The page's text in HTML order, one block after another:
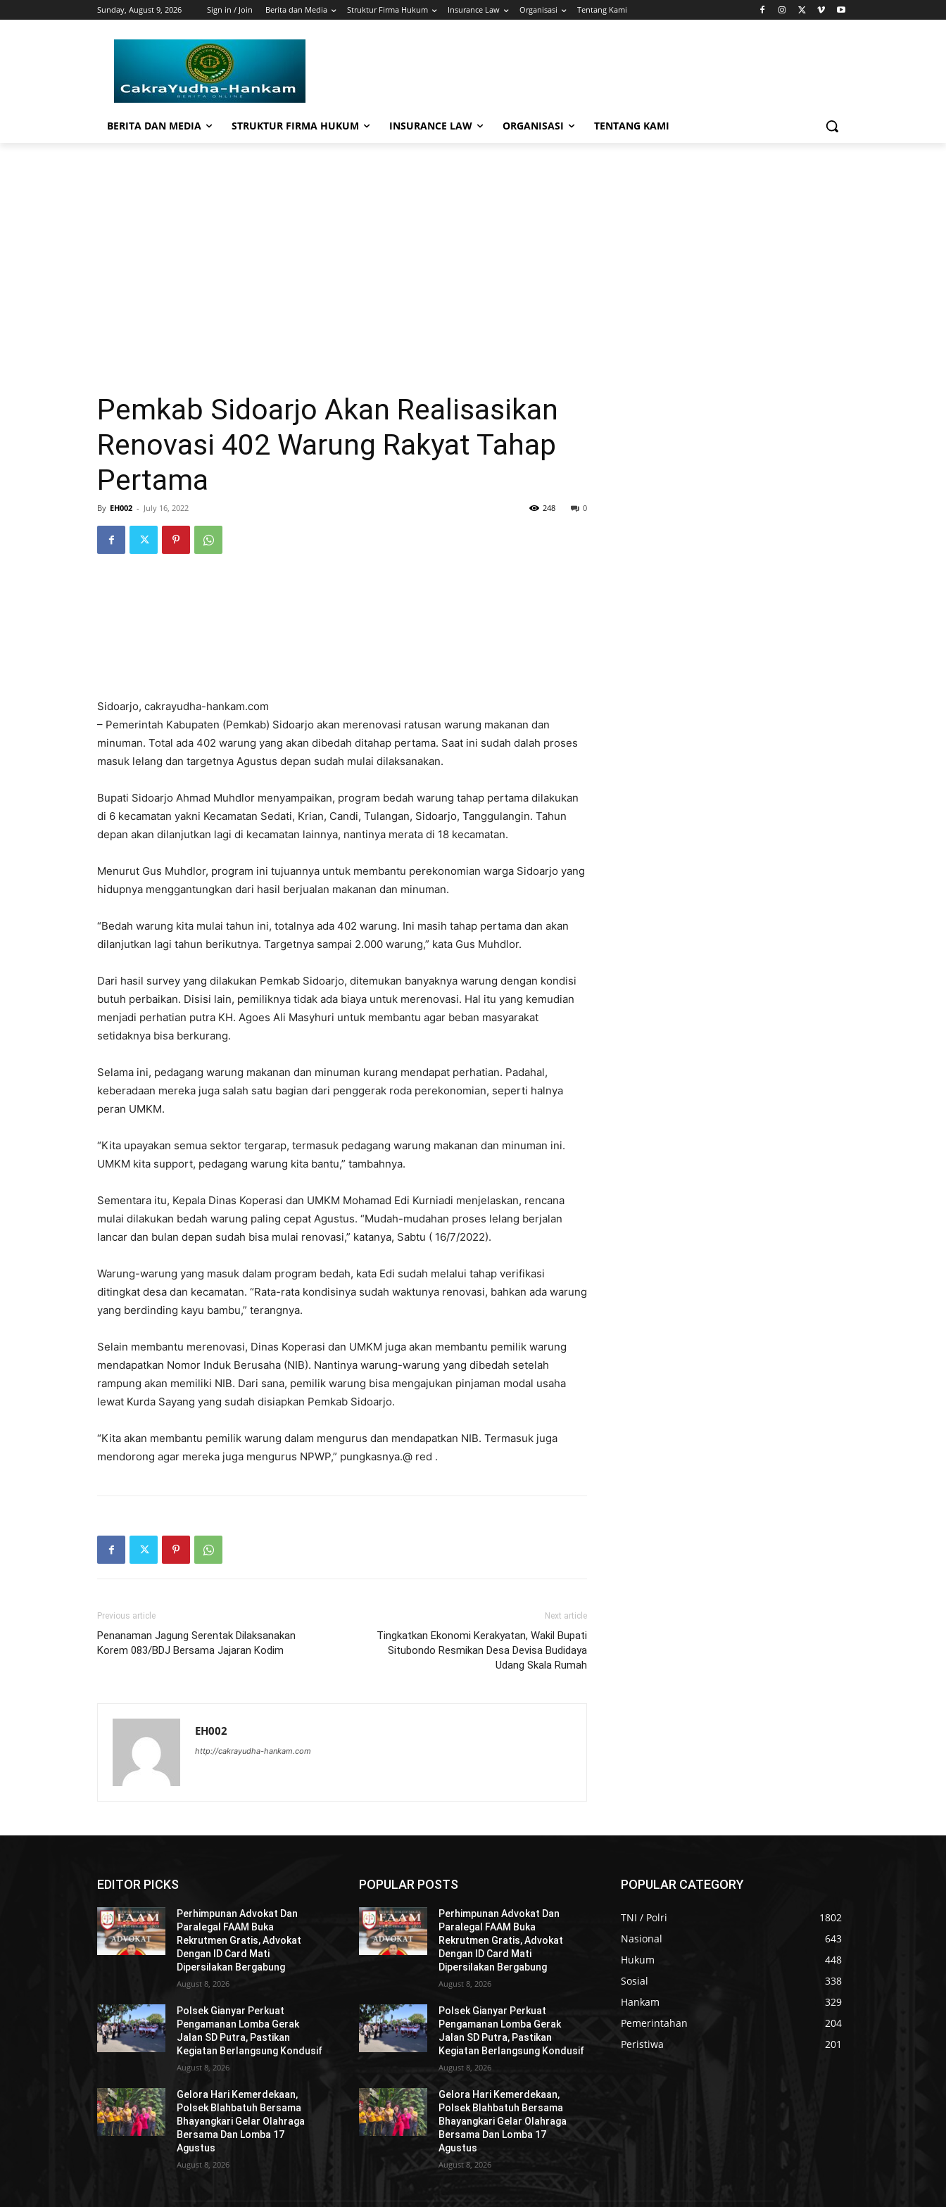
Sunday, August 9, 2026 Sign in / Join Berita dan Media Struktur Firma Hukum Insurance Law Organisasi Tentang Kami
BERITA DAN MEDIA STRUKTUR FIRMA HUKUM INSURANCE LAW ORGANISASI TENTANG KAMI
Pemkab Sidoarjo Akan Realisasikan
Renovasi 402 Warung Rakyat Tahap
Pertama
By EH002 - July 16, 2022 0
248
Sidoarjo, cakrayudha-hankam.com
– Pemerintah Kabupaten (Pemkab) Sidoarjo akan merenovasi ratusan warung makanan dan
minuman. Total ada 402 warung yang akan dibedah ditahap pertama. Saat ini sudah dalah proses
masuk lelang dan targetnya Agustus depan sudah mulai dilaksanakan.
Bupati Sidoarjo Ahmad Muhdlor menyampaikan, program bedah warung tahap pertama dilakukan
di 6 kecamatan yakni Kecamatan Sedati, Krian, Candi, Tulangan, Sidoarjo, Tanggulangin. Tahun
depan akan dilanjutkan lagi di kecamatan lainnya, nantinya merata di 18 kecamatan.
Menurut Gus Muhdlor, program ini tujuannya untuk membantu perekonomian warga Sidoarjo yang
hidupnya menggantungkan dari hasil berjualan makanan dan minuman.
“Bedah warung kita mulai tahun ini, totalnya ada 402 warung. Ini masih tahap pertama dan akan
dilanjutkan lagi tahun berikutnya. Targetnya sampai 2.000 warung,” kata Gus Muhdlor.
Dari hasil survey yang dilakukan Pemkab Sidoarjo, ditemukan banyaknya warung dengan kondisi
butuh perbaikan. Disisi lain, pemiliknya tidak ada biaya untuk merenovasi. Hal itu yang kemudian
menjadi perhatian putra KH. Agoes Ali Masyhuri untuk membantu agar beban masyarakat
setidaknya bisa berkurang.
Selama ini, pedagang warung makanan dan minuman kurang mendapat perhatian. Padahal,
keberadaan mereka juga salah satu bagian dari penggerak roda perekonomian, seperti halnya
peran UMKM.
“Kita upayakan semua sektor tergarap, termasuk pedagang warung makanan dan minuman ini.
UMKM kita support, pedagang warung kita bantu,” tambahnya.
Sementara itu, Kepala Dinas Koperasi dan UMKM Mohamad Edi Kurniadi menjelaskan, rencana
mulai dilakukan bedah warung paling cepat Agustus. “Mudah-mudahan proses lelang berjalan
lancar dan bulan depan sudah bisa mulai renovasi,” katanya, Sabtu ( 16/7/2022).
Warung-warung yang masuk dalam program bedah, kata Edi sudah melalui tahap verifikasi
ditingkat desa dan kecamatan. “Rata-rata kondisinya sudah waktunya renovasi, bahkan ada warung
yang berdinding kayu bambu,” terangnya.
Selain membantu merenovasi, Dinas Koperasi dan UMKM juga akan membantu pemilik warung
mendapatkan Nomor Induk Berusaha (NIB). Nantinya warung-warung yang dibedah setelah
rampung akan memiliki NIB. Dari sana, pemilik warung bisa mengajukan pinjaman modal usaha
lewat Kurda Sayang yang sudah disiapkan Pemkab Sidoarjo.
“Kita akan membantu pemilik warung dalam mengurus dan mendapatkan NIB. Termasuk juga
mendorong agar mereka juga mengurus NPWP,” pungkasnya.@ red .
Previous article
Penanaman Jagung Serentak Dilaksanakan
Korem 083/BDJ Bersama Jajaran Kodim
Next article
Tingkatkan Ekonomi Kerakyatan, Wakil Bupati
Situbondo Resmikan Desa Devisa Budidaya
Udang Skala Rumah
EH002
http://cakrayudha-hankam.com
EDITOR PICKS
Perhimpunan Advokat Dan
Paralegal FAAM Buka
Rekrutmen Gratis, Advokat
Dengan ID Card Mati
Dipersilakan Bergabung
August 8, 2026
Polsek Gianyar Perkuat
Pengamanan Lomba Gerak
Jalan SD Putra, Pastikan
Kegiatan Berlangsung Kondusif
August 8, 2026
Gelora Hari Kemerdekaan,
Polsek Blahbatuh Bersama
Bhayangkari Gelar Olahraga
Bersama Dan Lomba 17
Agustus
August 8, 2026
POPULAR POSTS
Perhimpunan Advokat Dan
Paralegal FAAM Buka
Rekrutmen Gratis, Advokat
Dengan ID Card Mati
Dipersilakan Bergabung
August 8, 2026
Polsek Gianyar Perkuat
Pengamanan Lomba Gerak
Jalan SD Putra, Pastikan
Kegiatan Berlangsung Kondusif
August 8, 2026
Gelora Hari Kemerdekaan,
Polsek Blahbatuh Bersama
Bhayangkari Gelar Olahraga
Bersama Dan Lomba 17
Agustus
August 8, 2026
POPULAR CATEGORY
TNI / Polri
1802
Nasional
643
Hukum
448
Sosial
338
Hankam
329
Pemerintahan
204
Peristiwa
201